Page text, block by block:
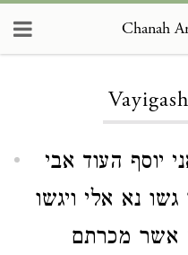
Chanah
יוסף העוד אבי
גשו נא אלי ויגשו
אשר מכרתם